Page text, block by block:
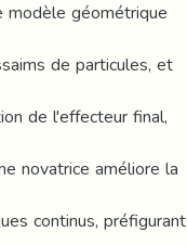
modèle géométrique
de particules, et
de l'effecteur final,
novatrice améliore la
continus, préfigurant